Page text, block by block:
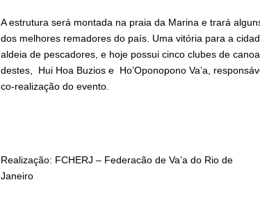
A estrutura será montada na praia da Marina e trará
dos melhores remadores do país. Uma vitória para a
aldeia de pescadores, e hoje possui cinco clubes de
destes, Hui Hoa Buzios e Ho’Oponopono Va’a,
co-realização do evento.
Realização: FCHERJ – Federacão de Va’a do Rio de
Janeiro